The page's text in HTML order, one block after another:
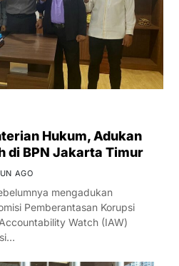
Hukum, Adukan
di BPN Jakarta Timur
AGO
mengadukan
Pemberantasan Korupsi
Watch (IAW)